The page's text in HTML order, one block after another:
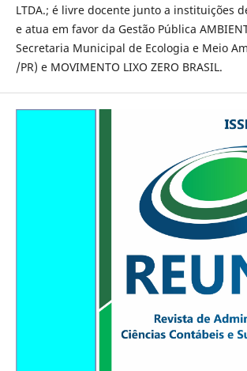
LTDA.; é livre docente junto a instituições
e atua em favor da Gestão Pública
Secretaria Municipal de Ecologia e Meio
/PR) e MOVIMENTO LIXO ZERO BRASIL.